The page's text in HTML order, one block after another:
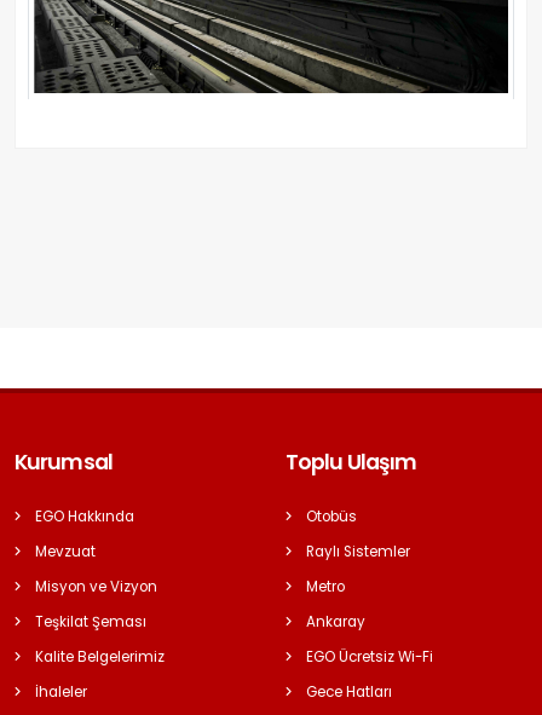
Kurumsal
EGO Hakkında
Mevzuat
Misyon ve Vizyon
Teşkilat Şeması
Kalite Belgelerimiz
İhaleler
Toplu Ulaşım
Otobüs
Raylı Sistemler
Metro
Ankaray
EGO Ücretsiz Wi-Fi
Gece Hatları